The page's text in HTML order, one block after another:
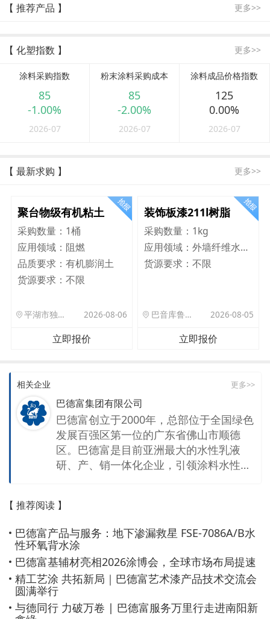
【 推荐产品 】 更多>>
【 化塑指数 】 更多>>
涂料采购指数
85
-1.00%
2026-07
粉末涂料采购成本
85
-2.00%
2026-07
涂料成品价格指数
125
0.00%
2026-07
【 最新求购 】 更多>>
聚台物级有机粘土
采购数量： 1桶
应用领域： 阻燃
品质要求： 有机膨润土
货源要求： 不限
平湖市独山港镇集港路 589 号 2026-08-06
立即报价
装饰板漆211l树脂
采购数量： 1kg
应用领域：
外墙纤维水泥板
货源要求：不限
巴音库鲁提镇,托帕口岸六号库房 2026-08-05
立即报价
相关企业 更多>>
巴德富集团有限公司
巴德富创立于2000年，总部位于全国绿色
发展百强区第一位的广东省佛山市顺德
区。巴德富是目前亚洲最大的水性乳液
研、产、销一体化企业，引领涂料水性化
元。 巴德富是国家高新技术企业，有“广
东省聚合物乳液工程技术研究开发中
心”、“高性能建筑涂料用乳液研发中
心”、“高性能防水涂料用乳液研发中
心”、“特种性能乳液创新研究中心”等产品
技术研究开发平台。截至2023年7月，已
申请发明专利200余项，其中已授权发明
专利68项，已授权实用新型专利63项。共
【 推荐阅读 】
巴德富产品与服务：地下渗漏救星 FSE-7086A/B水
性环氧背水涂
巴德富基辅材亮相2026涂博会，全球市场布局提速
精工艺涂 共拓新局｜巴德富艺术漆产品技术交流会
圆满举行
与德同行 力破万卷 | 巴德富服务万里行走进南阳新